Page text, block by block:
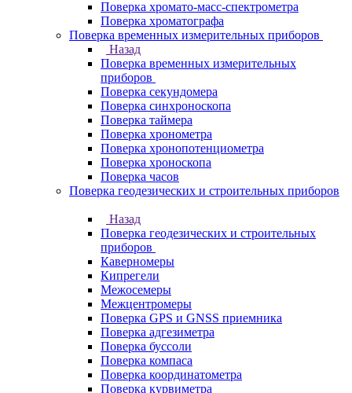
Поверка хромато-масс-спектрометра
Поверка хроматографа
Поверка временных измерительных приборов
Назад
Поверка временных измерительных
приборов
Поверка секундомера
Поверка синхроноскопа
Поверка таймера
Поверка хронометра
Поверка хронопотенциометра
Поверка хроноскопа
Поверка часов
Поверка геодезических и строительных приборов
Назад
Поверка геодезических и строительных
приборов
Каверномеры
Кипрегели
Межосемеры
Межцентромеры
Поверка GPS и GNSS приемника
Поверка адгезиметра
Поверка буссоли
Поверка компаса
Поверка координатометра
Поверка курвиметра